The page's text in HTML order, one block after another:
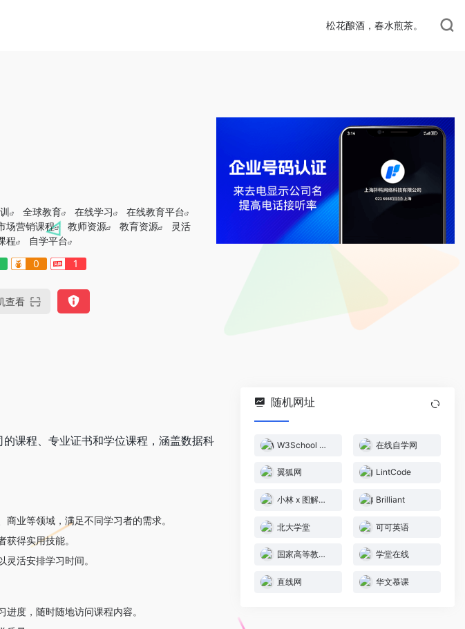
松花酿酒，春水煎茶。
全球教育 在线学习
在线教育平台
场营销课程 教师资源 教育资源
灵活
程
自学平台
0 1
查看
课程、专业证书和学位课程，涵盖数据科
业等领域，满足不同学习者的需求。
获得实用技能。
灵活安排学习时间。
度，随时随地访问课程内容。
随机网址
W3School 在线教程 在线自学网
翼狐网 LintCode
小林 x 图解计算机基础 Brilliant
北大学堂 可可英语
国家高等教育智慧教育平台 学堂在线
直线网 华文慕课